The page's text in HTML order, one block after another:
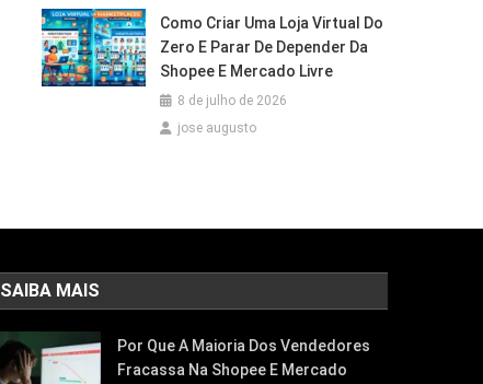
Como Criar Uma Loja Virtual Do
Zero E Parar De Depender Da
Shopee E Mercado Livre
8 de julho de 2026
jose augusto
SAIBA MAIS
Por Que A Maioria Dos Vendedores
Fracassa Na Shopee E Mercado